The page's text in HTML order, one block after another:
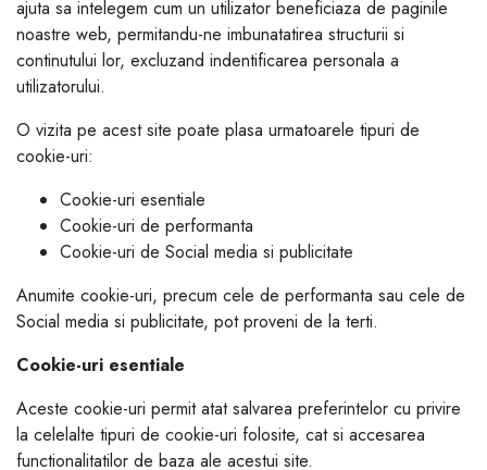
ajuta sa intelegem cum un utilizator beneficiaza de paginile
noastre web, permitandu-ne imbunatatirea structurii si
continutului lor, excluzand indentificarea personala a
utilizatorului.
O vizita pe acest site poate plasa urmatoarele tipuri de
cookie-uri:
Cookie-uri esentiale
Cookie-uri de performanta
Cookie-uri de Social media si publicitate
Anumite cookie-uri, precum cele de performanta sau cele de
Social media si publicitate, pot proveni de la terti.
Cookie-uri esentiale
Aceste cookie-uri permit atat salvarea preferintelor cu privire
la celelalte tipuri de cookie-uri folosite, cat si accesarea
functionalitatilor de baza ale acestui site.